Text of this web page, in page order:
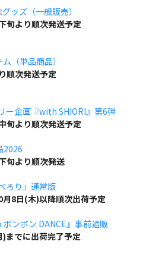
ッズ（一般販売）
旬より順次発送予定
（単品商品）
順次発送予定
ー企画『with SHIORI』第6弾
旬より順次発送予定
2026
旬より順次発送
ろり」通常版
月8日(木)以降順次出荷予定
ンボン DANCE』事前通販
までに出荷完了予定